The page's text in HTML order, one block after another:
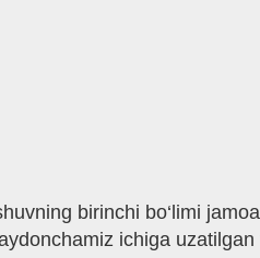
birinchi bo‘limi
ichiga